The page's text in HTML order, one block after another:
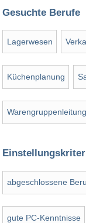
Gesuchte Berufe
Lagerwesen
Küchenplanung
Warengruppenleitung
abgeschlossene
gute PC-Kenntnisse